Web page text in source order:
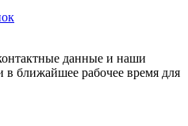
данные и наши
в ближайшее рабочее время для